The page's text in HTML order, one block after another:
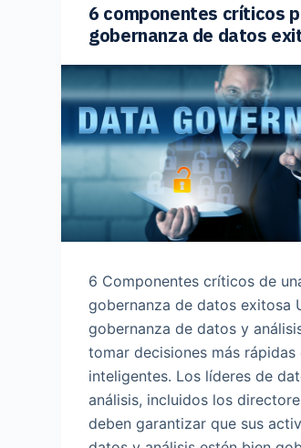
6 componentes críticos
gobernanza de datos
6 Componentes críticos de
gobernanza de datos exitosa
gobernanza de datos y
tomar decisiones más rápidas
inteligentes. Los líderes de
análisis, incluidos los
deben garantizar que sus